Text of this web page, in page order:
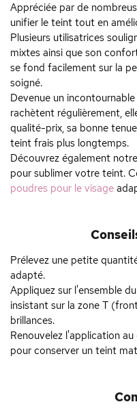
Appréciée par de
unifier le teint tout en
Plusieurs utilisatrices
mixtes ainsi que son
se fond facilement sur la
soigné.
Devenue un
rachètent régulièrement,
qualité-prix, sa bonne
teint frais plus longtemps.
Découvrez également
pour sublimer votre teint.
poudres pour le visage
Prélevez une petite
adapté.
Appliquez sur l'ensemble
insistant sur la zone T
brillances.
Renouvelez l'application
pour conserver un teint